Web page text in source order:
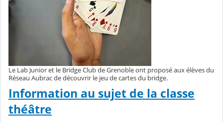
Le Lab Junior et le Bridge Club de Grenoble ont proposé aux élèves du
Réseau Aubrac de découvrir le jeu de cartes du bridge.
Information au sujet de la classe
théâtre